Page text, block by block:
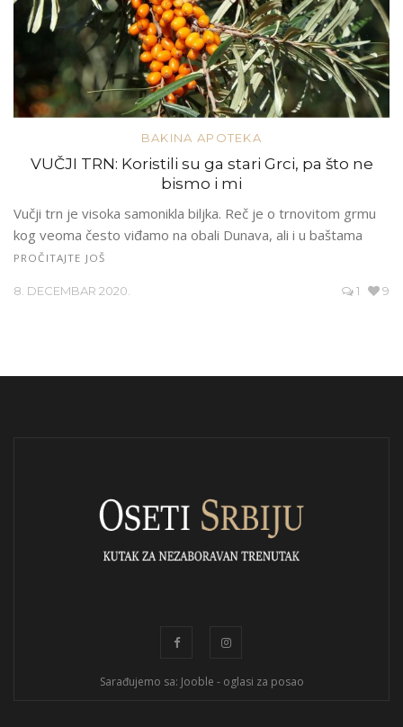
BAKINA APOTEKA
VUČJI TRN: Koristili su ga stari Grci, pa što ne
bismo i mi
Vučji trn je visoka samonikla biljka. Reč je o trnovitom grmu
kog veoma često viđamo na obali Dunava, ali i u baštama
PROČITAJTE JOŠ
8. DECEMBAR 2020. 1 9
Sarađujemo sa: Jooble - oglasi za posao